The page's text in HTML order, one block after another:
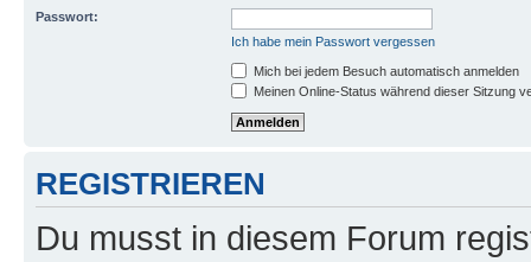
Passwort:
Ich habe mein Passwort vergessen
Mich bei jedem Besuch automatisch anmelden
Meinen Online-Status während dieser Sitzung
REGISTRIEREN
Du musst in diesem Forum